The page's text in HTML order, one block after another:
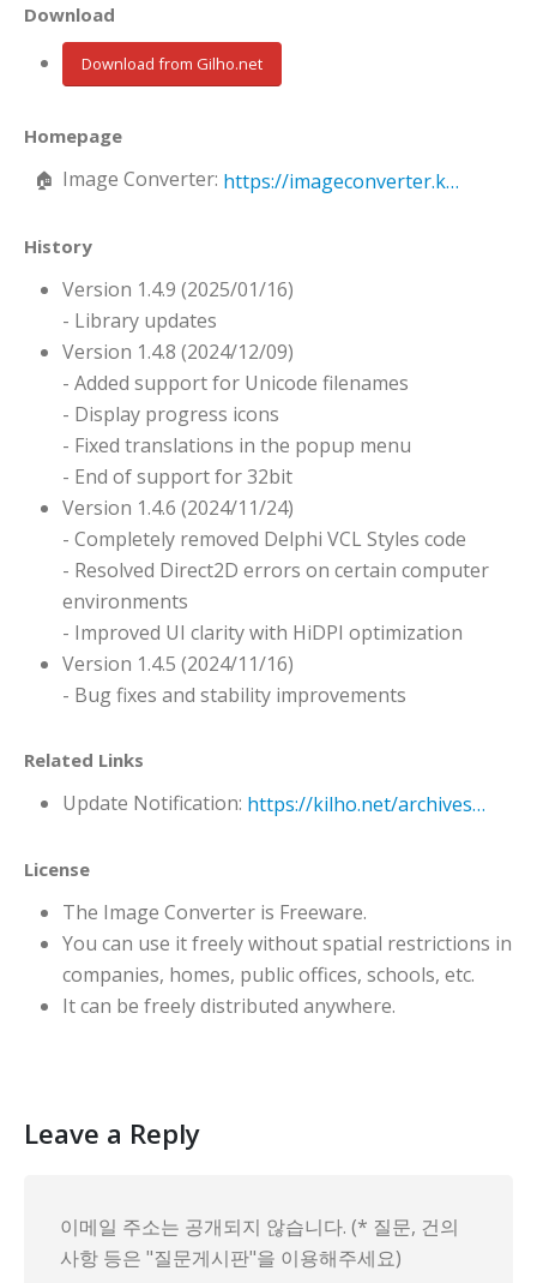
Download
Download from Gilho.net
Homepage
Image Converter: https://imageconverter.kilho.net
History
Version 1.4.9 (2025/01/16)
- Library updates
Version 1.4.8 (2024/12/09)
- Added support for Unicode filenames
- Display progress icons
- Fixed translations in the popup menu
- End of support for 32bit
Version 1.4.6 (2024/11/24)
- Completely removed Delphi VCL Styles code
- Resolved Direct2D errors on certain computer
environments
- Improved UI clarity with HiDPI optimization
Version 1.4.5 (2024/11/16)
- Bug fixes and stability improvements
Related Links
Update Notification: https://kilho.net/archives/notice/2940
License
The Image Converter is Freeware.
You can use it freely without spatial restrictions in
companies, homes, public offices, schools, etc.
It can be freely distributed anywhere.
Leave a Reply
이메일 주소는 공개되지 않습니다. (* 질문, 건의
사항 등은 "질문게시판"을 이용해주세요)